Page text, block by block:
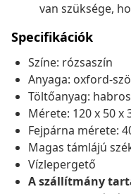
van szüksége,
Specifikációk
Színe: rózsaszín
Anyaga: oxford-
Töltőanyag:
Mérete: 120 x 50 x
Fejpárna mérete:
Magas támlájú
Vízlepergető
A szállítmány